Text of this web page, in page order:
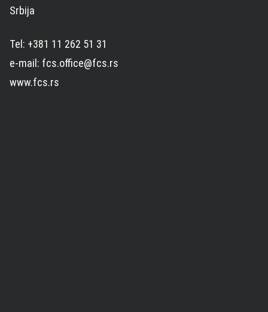
Srbija
Tel: +381 11 262 51 31
e-mail: fcs.office@fcs.rs
www.fcs.rs